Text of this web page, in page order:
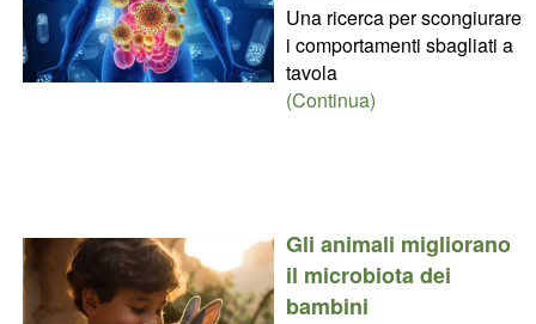
Una ricerca per scongiurare
i comportamenti sbagliati a
tavola
(Continua)
Gli animali migliorano
il microbiota dei
bambini